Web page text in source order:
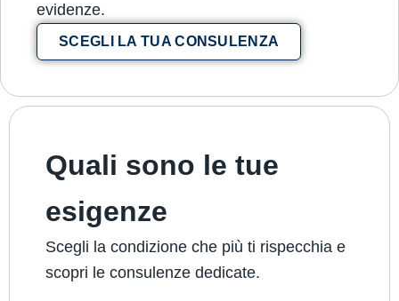
evidenze.
SCEGLI LA TUA CONSULENZA
Quali sono le tue
esigenze
Scegli la condizione che più ti rispecchia e
scopri le consulenze dedicate.